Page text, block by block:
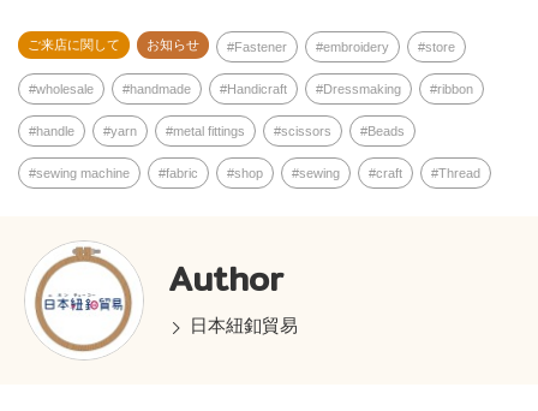
ご来店に関して お知らせ Fastener embroidery store
wholesale handmade Handicraft Dressmaking ribbon
handle yarn metal fittings scissors Beads
sewing machine fabric shop sewing craft Thread
Author
日本紐釦貿易